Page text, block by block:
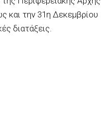
και την 31η Δεκεμβρίου
διατάξεις.